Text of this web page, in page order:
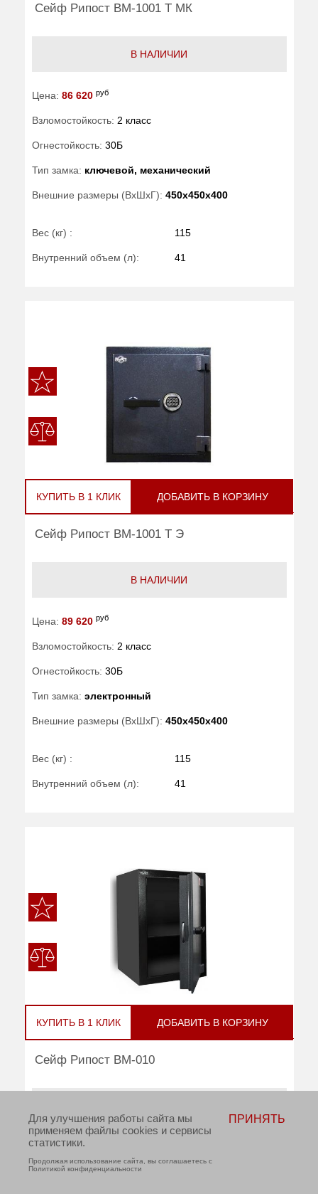
Сейф Рипост ВМ-1001 Т МК
В НАЛИЧИИ
Цена: 86 620 руб
Взломостойкость: 2 класс
Огнестойкость: 30Б
Тип замка: ключевой, механический
Внешние размеры (ВхШхГ): 450x450x400
Вес (кг) : 115
Внутренний объем (л): 41
КУПИТЬ В 1 КЛИК ДОБАВИТЬ В КОРЗИНУ
Сейф Рипост ВМ-1001 Т Э
В НАЛИЧИИ
Цена: 89 620 руб
Взломостойкость: 2 класс
Огнестойкость: 30Б
Тип замка: электронный
Внешние размеры (ВхШхГ): 450x450x400
Вес (кг) : 115
Внутренний объем (л): 41
КУПИТЬ В 1 КЛИК ДОБАВИТЬ В КОРЗИНУ
Сейф Рипост ВМ-010
Цена: 82 970
Взломостойкость: 2 класс
Для улучшения работы сайта мы
применяем файлы cookies и сервисы
статистики.
Продолжая использование сайта, вы соглашаетесь с
Политикой конфиденциальности
ПРИНЯТЬ